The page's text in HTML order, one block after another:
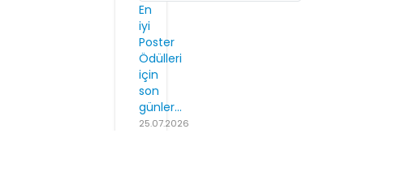
En
iyi
Poster
Ödülleri
için
son
günler...
25.07.2026